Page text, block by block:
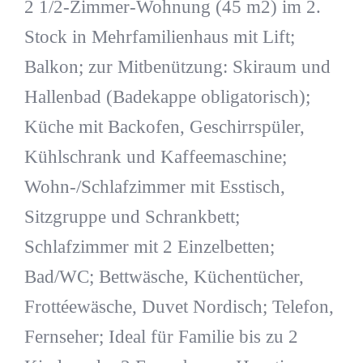
2 1/2-Zimmer-Wohnung (45 m2) im 2.
Stock in Mehrfamilienhaus mit Lift;
Balkon; zur Mitbenützung: Skiraum und
Hallenbad (Badekappe obligatorisch);
Küche mit Backofen, Geschirrspüler,
Kühlschrank und Kaffeemaschine;
Wohn-/Schlafzimmer mit Esstisch,
Sitzgruppe und Schrankbett;
Schlafzimmer mit 2 Einzelbetten;
Bad/WC; Bettwäsche, Küchentücher,
Frottéewäsche, Duvet Nordisch; Telefon,
Fernseher; Ideal für Familie bis zu 2